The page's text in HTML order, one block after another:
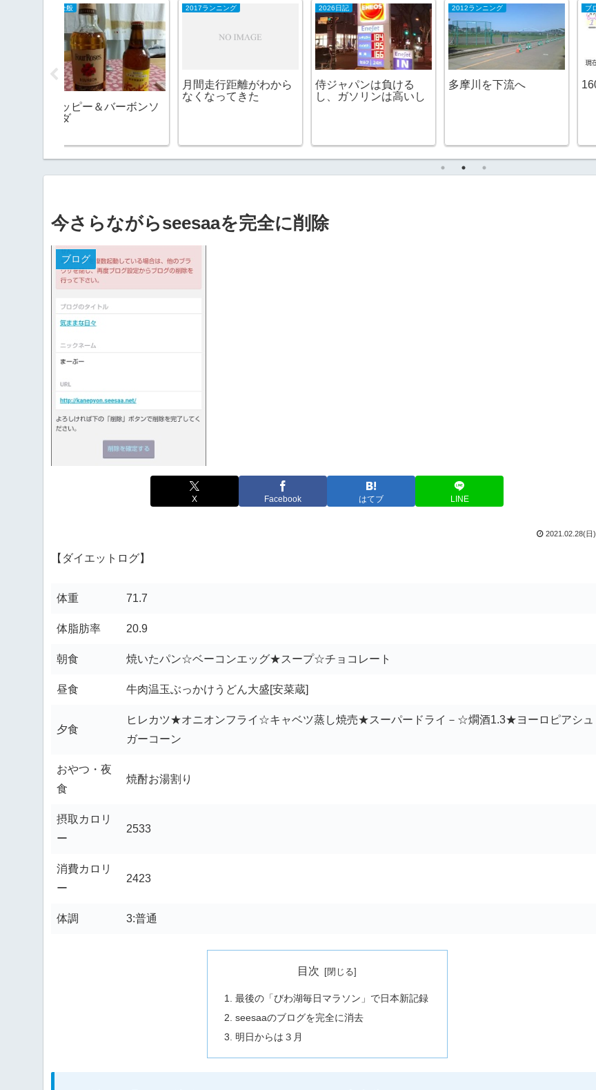
2017ランニング
月間走行距離がわから
2026日記
侍ジャパンは負ける
し、ガソリンは高いし
2012ランニング
多摩川を下流へ
ブログ
160000
今さらながらseesaaを完全に削除
ブログ
X Facebook はてブ LINE
2021.02.28(日)
【ダイエットログ】
体重 71.7
体脂肪率 20.9
朝食 焼いたパン☆ベーコンエッグ★スープ☆チョコレート
昼食 牛肉温玉ぶっかけうどん大盛[安菜蔵]
夕食
ヒレカツ★オニオンフライ☆キャベツ蒸し焼売★スーパードライ－☆燗酒1.3★ヨーロピアシュ
ガーコーン
おやつ・夜
食
焼酎お湯割り
摂取カロリ
ー
2533
消費カロリ
ー
2423
体調 3:普通
目次
最後の「びわ湖毎日マラソン」で日本新記録
seesaaのブログを完全に消去
明日からは３月